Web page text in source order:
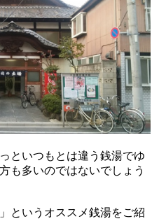
といつもとは違う銭湯でゆ
も多いのではないでしょう
というオススメ銭湯をご紹